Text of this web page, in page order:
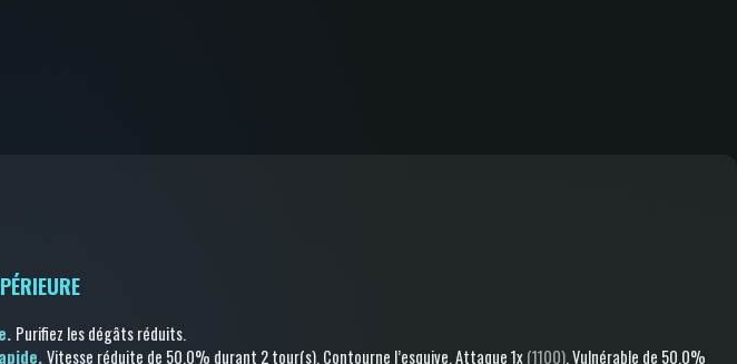
Purifiez les dégâts réduits.
Vitesse réduite de 50.0% durant 2 tour(s).Contourne l’esquive.Attaque1x(1100).Vulnérable de 50.0%